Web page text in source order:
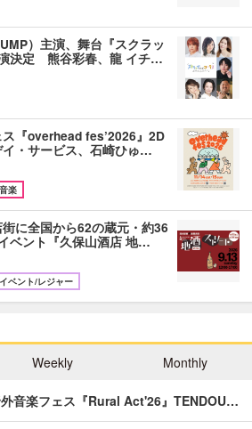
）主演、舞台『スクラッ
決定 熊谷彩春、龍 イチ…
『overhead fes’2026』2D
・サービス、石崎ひゅ…
音楽
に全国から62の蔵元・約36
ベント『久保山酒店 地…
イベント/レジャー
Weekly Monthly
音楽フェス『Rural Act'26』TENDOU…